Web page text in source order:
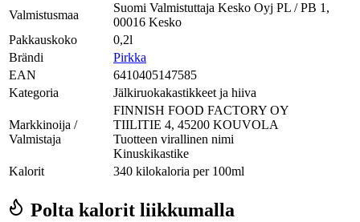
Valmistusmaa
Suomi Valmistuttaja Kesko Oyj PL / PB 1,
00016 Kesko
Pakkauskoko
0,2l
Brändi
Pirkka
EAN
6410405147585
Kategoria
Jälkiruokakastikkeet ja hiiva
Markkinoija /
Valmistaja
FINNISH FOOD FACTORY OY
TIILITIE 4, 45200 KOUVOLA
Tuotteen virallinen nimi
Kinuskikastike
Kalorit
340 kilokaloria per 100ml
Polta kalorit liikkumalla